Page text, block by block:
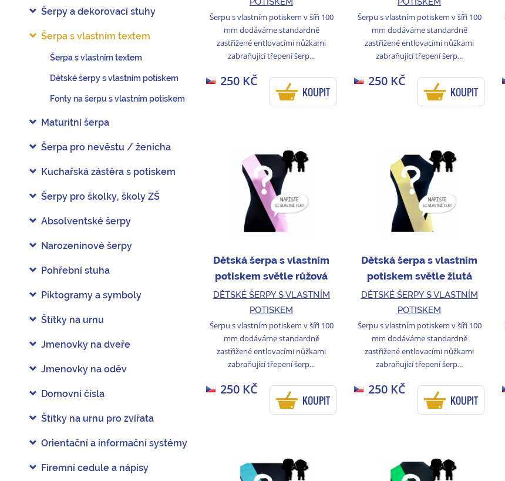
Šerpy a dekorovací stuhy
Šerpa s vlastním textem
Šerpa s vlastním textem
Dětské šerpy s vlastním potiskem
Fonty na šerpu s vlastním potiskem
Maturitní šerpa
Šerpa pro nevěstu / ženicha
Kuchařská zástěra s potiskem
Šerpy pro školky, školy ZŠ
Absolventské šerpy
Narozeninové šerpy
Pohřební stuha
Piktogramy a symboly
Štítky na urnu
Jmenovky na dveře
Jmenovky na oděv
Domovní čísla
Štítky na urnu pro zvířata
Orientační a informační systémy
Firemní cedule a nápisy
Šerpu s vlastním potiskem v šíři 100
mm dodáváme standardně
zastřižené entlovacími nůžkami
zabraňující třepení šerp...
250 KČ
KOUPIT
Šerpu s vlastním potiskem v šíři 100
mm dodáváme standardně
zastřižené entlovacími nůžkami
zabraňující třepení šerp...
250 KČ
KOUPIT
Dětská šerpa s vlastním
potiskem světle růžová
DĚTSKÉ ŠERPY S VLASTNÍM
POTISKEM
Šerpu s vlastním potiskem v šíři 100
mm dodáváme standardně
zastřižené entlovacími nůžkami
zabraňující třepení šerp...
250 KČ
KOUPIT
Dětská šerpa s vlastním
potiskem světle žlutá
DĚTSKÉ ŠERPY S VLASTNÍM
POTISKEM
Šerpu s vlastním potiskem v šíři 100
mm dodáváme standardně
zastřižené entlovacími nůžkami
zabraňující třepení šerp...
250 KČ
KOUPIT